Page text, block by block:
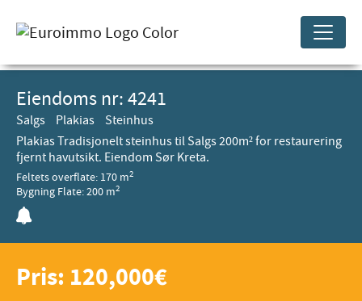
Eiendoms nr: 4241
Salgs Plakias
Steinhus
Plakias Tradisjonelt steinhus til Salgs 200m² for restaurering
fjernt havutsikt. Eiendom Sør Kreta.
Feltets overflate: 170 m2
Bygning Flate: 200 m2
Pris: 120,000€